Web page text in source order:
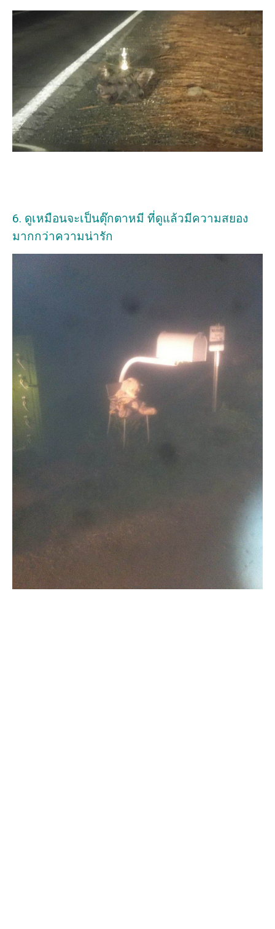
6. ดูเหมือนจะเป็นตุ๊กตาหมี ที่ดูแล้วมีความสยอง
มากกว่าความน่ารัก